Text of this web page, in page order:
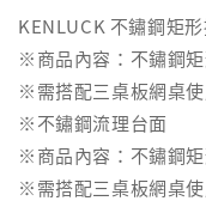
KENLUCK 不鏽鋼矩
※商品內容：不鏽鋼矩
※需搭配三桌板網桌
※不鏽鋼流理台面
※商品內容：不鏽鋼矩
※需搭配三桌板網桌